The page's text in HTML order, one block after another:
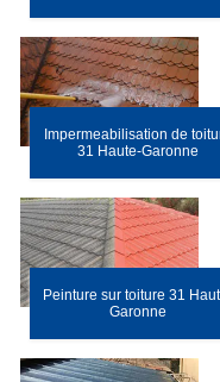
Impermeabilisation de
31 Haute-Garonne
Peinture sur toiture 31
Garonne